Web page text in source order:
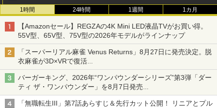
1時間 24時間 1週間 1カ月
【Amazonセール】REGZAの4K Mini LED液晶TVがお買い得。
55V型、65V型、75V型の2026年モデルがラインナップ
「スーパーリアル麻雀 Venus Returns」8月27日に発売決定。脱
衣麻雀が3D×VRで復活
発売から2週間は20%オフになるセールが実施
バーガーキング、2026年“ワンパウンダーシリーズ”第3弾「ダー
ティ ザ・ワンパウンダー」を8月7日発売
「特製ガーリックマヨソース」を使用した超大型チーズバーガー
「無職転生III」第7話あらすじ＆先行カット公開！ リニアとプル